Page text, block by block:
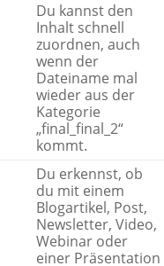
Du kannst den
Inhalt schnell
zuordnen, auch
wenn der
Dateiname mal
wieder aus der
Kategorie
„final_final_2“
kommt.
Du erkennst, ob
du mit einem
Blogartikel, Post,
Newsletter, Video,
Webinar oder
einer Präsentation